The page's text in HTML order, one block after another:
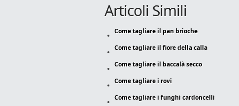
Articoli Simili
Come tagliare il pan brioche
Come tagliare il fiore della calla
Come tagliare il baccalà secco
Come tagliare i rovi
Come tagliare i funghi cardoncelli